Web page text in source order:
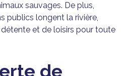
sauvages. De plus,
publics longent la rivière,
et de loisirs pour toute
de